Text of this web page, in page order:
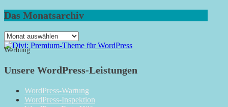
Das Monatsarchiv
Das
Monatsarchiv
Werbung
Unsere WordPress-Leistungen
WordPress-Wartung
WordPress-Inspektion